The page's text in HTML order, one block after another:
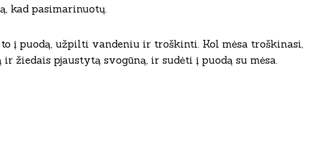
kad pasimarinuotų.
į puodą, užpilti vandeniu ir troškinti. Kol mėsa troškinasi,
žiedais pjaustytą svogūną, ir sudėti į puodą su mėsa.